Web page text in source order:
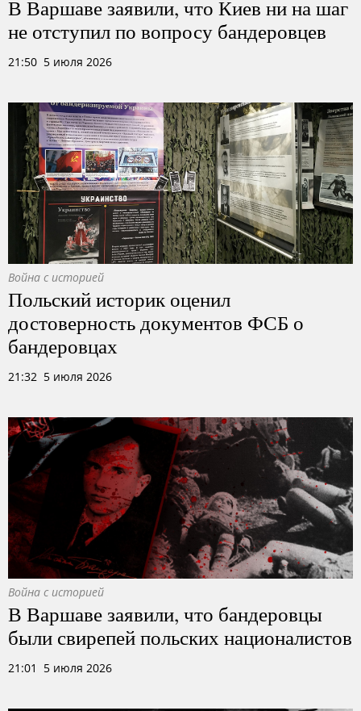
В Варшаве заявили, что Киев ни на шаг
не отступил по вопросу бандеровцев
21:50 5 июля 2026
Война с историей
Польский историк оценил
достоверность документов ФСБ о
бандеровцах
21:32 5 июля 2026
Война с историей
В Варшаве заявили, что бандеровцы
были свирепей польских националистов
21:01 5 июля 2026